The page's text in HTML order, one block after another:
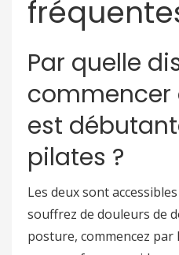
Par quelle
commencer
est
pilates ?
Les deux sont
souffrez de douleurs de
posture, commencez par